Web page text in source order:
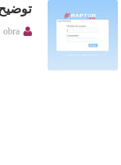
obra